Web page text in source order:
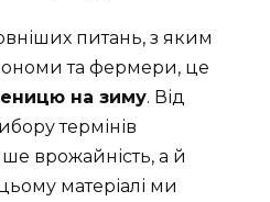
питань, з яким
та фермери, це
на зиму. Від
термінів
врожайність, а й
матеріалі ми